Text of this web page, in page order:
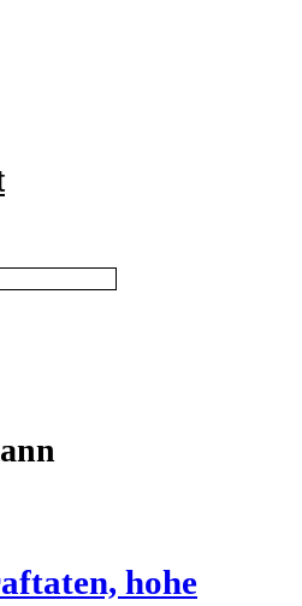
hohe